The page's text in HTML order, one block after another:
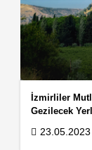
İzmirliler
Gezilecek
23.05.2023